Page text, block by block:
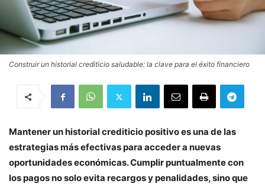
Construir un historial crediticio saludable: la clave para el éxito financiero
Mantener un historial crediticio positivo es una de las
estrategias más efectivas para acceder a nuevas
oportunidades económicas. Cumplir puntualmente con
los pagos no solo evita recargos y penalidades, sino que